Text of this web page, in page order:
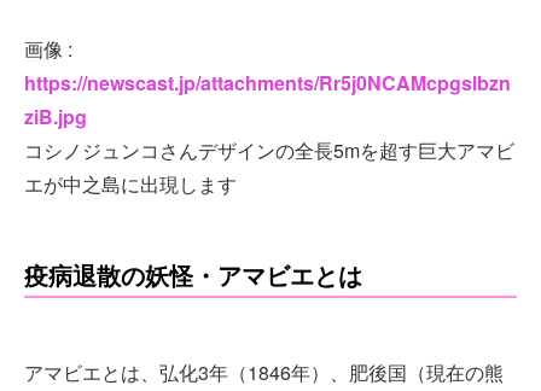
画像 :
https://newscast.jp/attachments/Rr5j0NCAMcpgslbzn
ziB.jpg
コシノジュンコさんデザインの全長5mを超す巨大アマビ
エが中之島に出現します
疫病退散の妖怪・アマビエとは
アマビエとは、弘化3年（1846年）、肥後国（現在の熊